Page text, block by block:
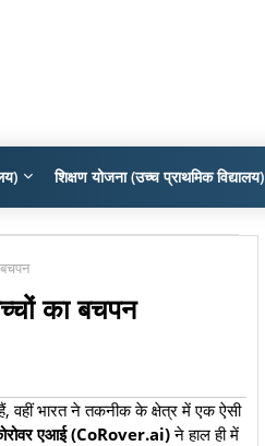
शिक्षण योजना (उच्च प्राथमिक विद्यालय)
का बचपन
वहीं भारत ने तकनीक के क्षेत्र में एक ऐसी
एआई (CoRover.ai)ने हाल ही में